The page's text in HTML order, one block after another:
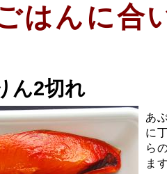
はんに合
ん2切れ
あ
に
ら
ま